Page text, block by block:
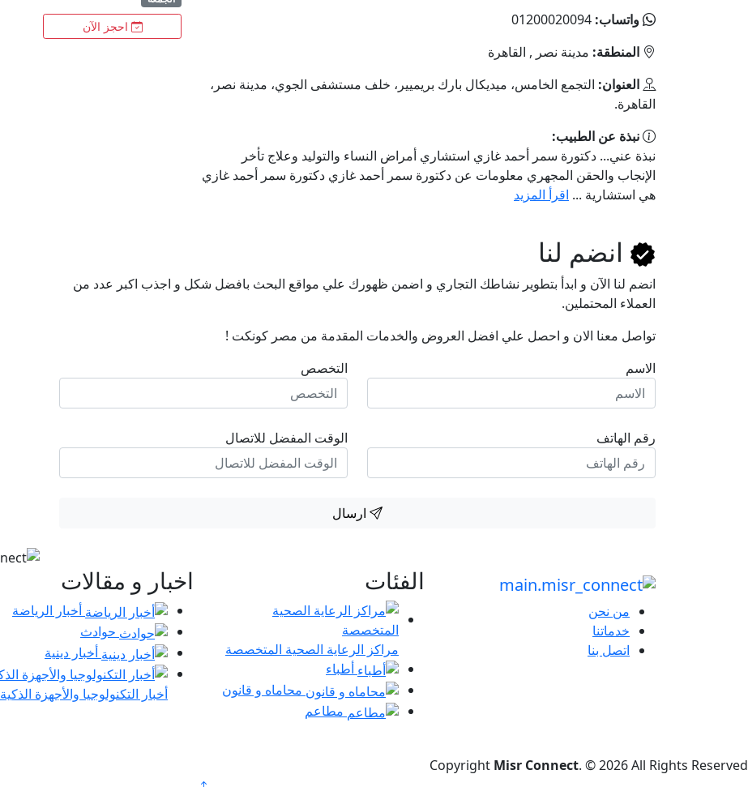
واتساب: 01200020094
المنطقة: مدينة نصر , القاهرة
العنوان: التجمع الخامس، ميديكال بارك بريميير، خلف مستشفى الجوي، مدينة نصر،
القاهرة.
نبذة عن الطبيب:
نبذة عني... دكتورة سمر أحمد غازي استشاري أمراض النساء والتوليد وعلاج تأخر
الإنجاب والحقن المجهري معلومات عن دكتورة سمر أحمد غازي دكتورة سمر أحمد غازي
هي استشارية ... اقرأ المزيد
احجز الآن
انضم لنا
انضم لنا اﻵن و ابدأ بتطوير نشاطك التجاري و اضمن ظهورك علي مواقع البحث بافضل شكل و اجذب اكبر عدد من
العملاء المحتملين.
تواصل معنا الان و احصل علي افضل العروض والخدمات المقدمة من مصر كونكت !
الاسم
رقم الهاتف
التخصص
الوقت المفضل للاتصال
ارسال
من نحن
خدماتنا
اتصل بنا
الفئات
مراكز الرعاية الصحية المتخصصة
أطباء
محاماه و قانون
مطاعم
اخبار و مقالات
أخبار الرياضة
حوادث
أخبار دينية
أخبار التكنولوجيا والأجهزة الذكية
Copyright Misr Connect. © 2026 All Rights Reserved